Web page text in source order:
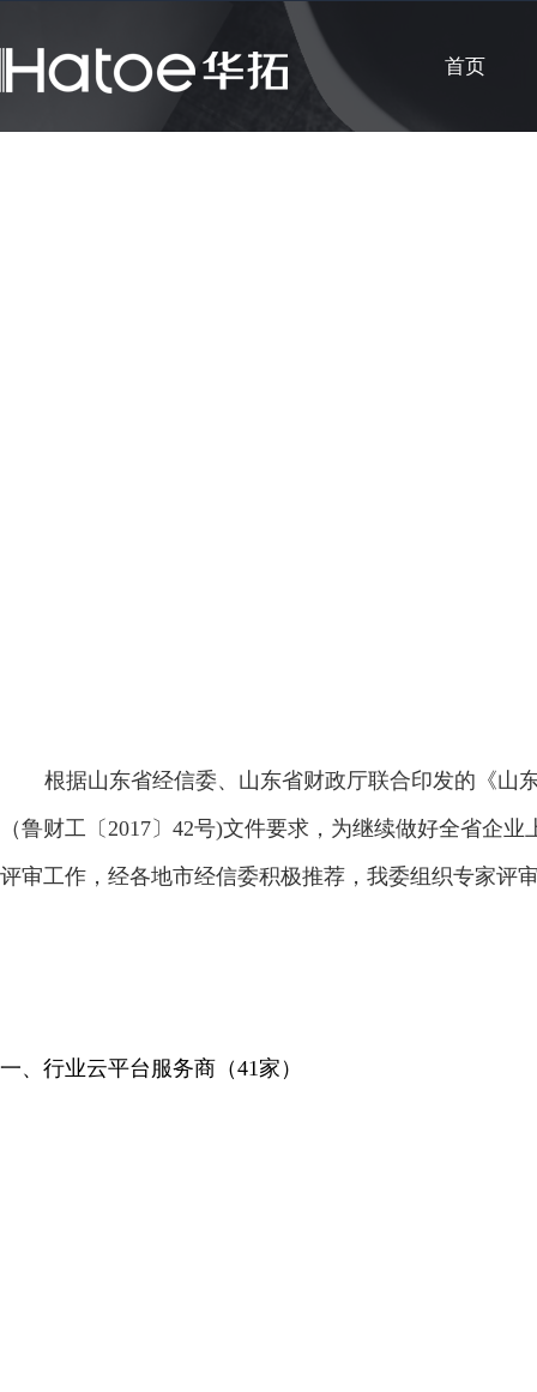
首页
公司新闻 知识课堂
根据山东省经信委、山东省财政厅联合印发的《山
（鲁财工〔 2017 〕 42号)文件要求，为继续做好全省企业
评审工作，经各地市经信委积极推荐，我委组织专家评
一、 行业云平台服务商（41家）